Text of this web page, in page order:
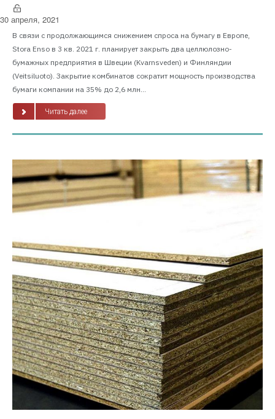
30 апреля, 2021
В связи с продолжающимся снижением спроса на бумагу в Европе,
Stora Enso в 3 кв. 2021 г. планирует закрыть два целлюлозно-
бумажных предприятия в Швеции (Kvarnsveden) и Финляндии
(Veitsiluoto). Закрытие комбинатов сократит мощность производства
бумаги компании на 35% до 2,6 млн...
Читать далее